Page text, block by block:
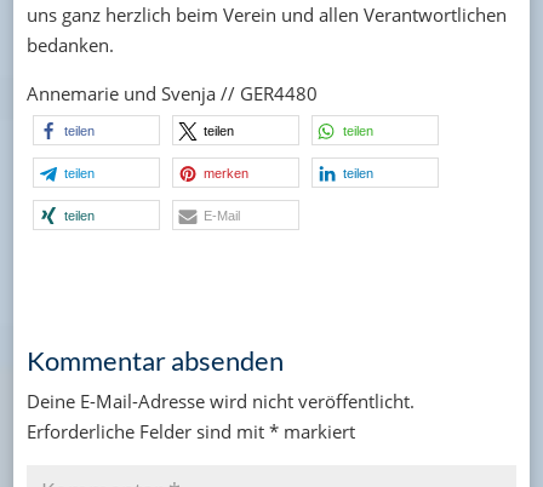
uns ganz herzlich beim Verein und allen Verantwortlichen
bedanken.
Annemarie und Svenja // GER4480
teilen teilen teilen
teilen merken teilen
teilen E-Mail
Kommentar absenden
Deine E-Mail-Adresse wird nicht veröffentlicht.
Erforderliche Felder sind mit *markiert